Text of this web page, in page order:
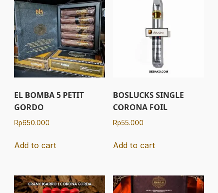
EL BOMBA 5 PETIT
GORDO
Rp650.000
Add to cart
BOSLUCKS SINGLE
CORONA FOIL
Rp55.000
Add to cart